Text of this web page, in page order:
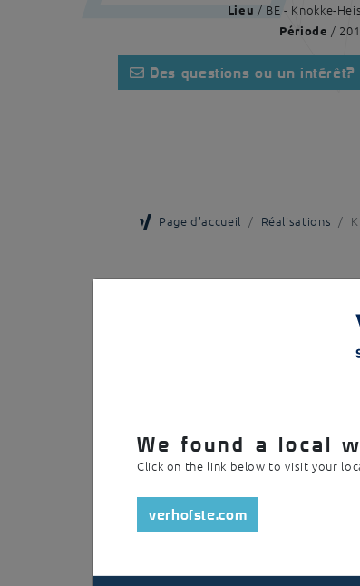
Lieu / BE - Knokke-
Période /
Des questions ou un intérêt?
Page d'accueil Réalisations
Un espace de rencontre agréable
construction par des plaques de
We found a local
Click on the link below to visit your
verhofste.com